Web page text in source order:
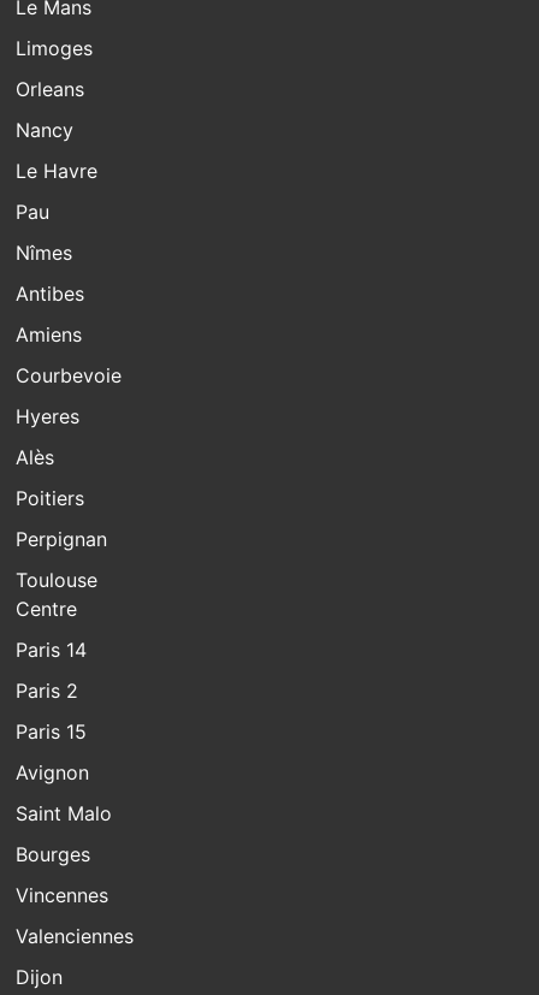
Le Mans
Limoges
Orleans
Nancy
Le Havre
Pau
Nîmes
Antibes
Amiens
Courbevoie
Hyeres
Alès
Poitiers
Perpignan
Toulouse
Centre
Paris 14
Paris 2
Paris 15
Avignon
Saint Malo
Bourges
Vincennes
Valenciennes
Dijon